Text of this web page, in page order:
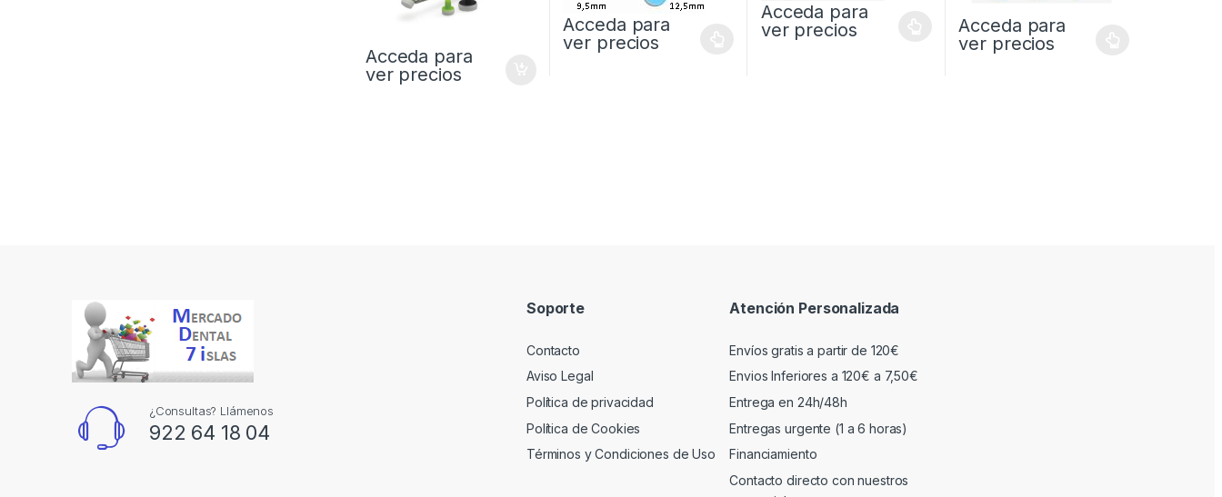
Acceda para
ver precios
Acceda para
ver precios
Acceda para
ver precios
Acceda para
ver precios
¿Consultas? Llámenos
922 64 18 04
Soporte
Contacto
Aviso Legal
Política de privacidad
Política de Cookies
Términos y Condiciones de Uso
Atención Personalizada
Envíos gratis a partir de 120€
Envios Inferiores a 120€ a 7,50€
Entrega en 24h/48h
Entregas urgente (1 a 6 horas)
Financiamiento
Contacto directo con nuestros